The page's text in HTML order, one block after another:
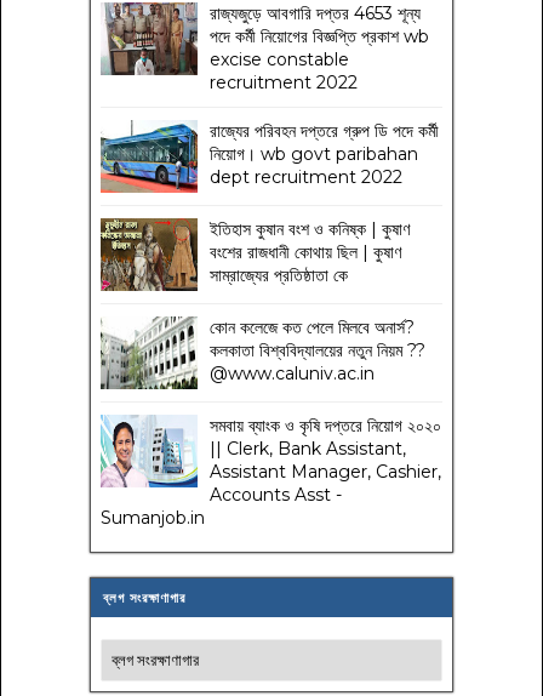
রাজ্যজুড়ে আবগারি দপ্তর 4653 শূন্য
পদে কর্মী নিয়োগের বিজ্ঞপ্তি প্রকাশ wb
excise constable
recruitment 2022
রাজ্যের পরিবহন দপ্তরে গ্রুপ ডি পদে কর্মী
নিয়োগ। wb govt paribahan
dept recruitment 2022
ইতিহাস কুষান বংশ ও কনিষ্ক | কুষাণ
বংশের রাজধানী কোথায় ছিল | কুষাণ
সাম্রাজ্যের প্রতিষ্ঠাতা কে
কোন কলেজে কত পেলে মিলবে অনার্স?
কলকাতা বিশ্ববিদ্যালয়ের নতুন নিয়ম??
@www.caluniv.ac.in
সমবায় ব্যাংক ও কৃষি দপ্তরে নিয়োগ ২০২০
|| Clerk, Bank Assistant,
Assistant Manager, Cashier,
Accounts Asst -
Sumanjob.in
ব্লগ সংরক্ষাণাগার